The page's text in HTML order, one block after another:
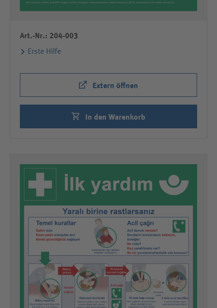
Art.-Nr.: 204-003
Erste Hilfe
Extern öffnen
In den Warenkorb